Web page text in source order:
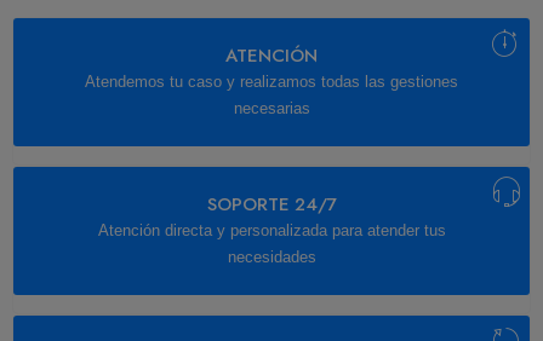
ATENCIÓN
Atendemos tu caso y realizamos todas las gestiones
necesarias
SOPORTE 24/7
Atención directa y personalizada para atender tus
necesidades